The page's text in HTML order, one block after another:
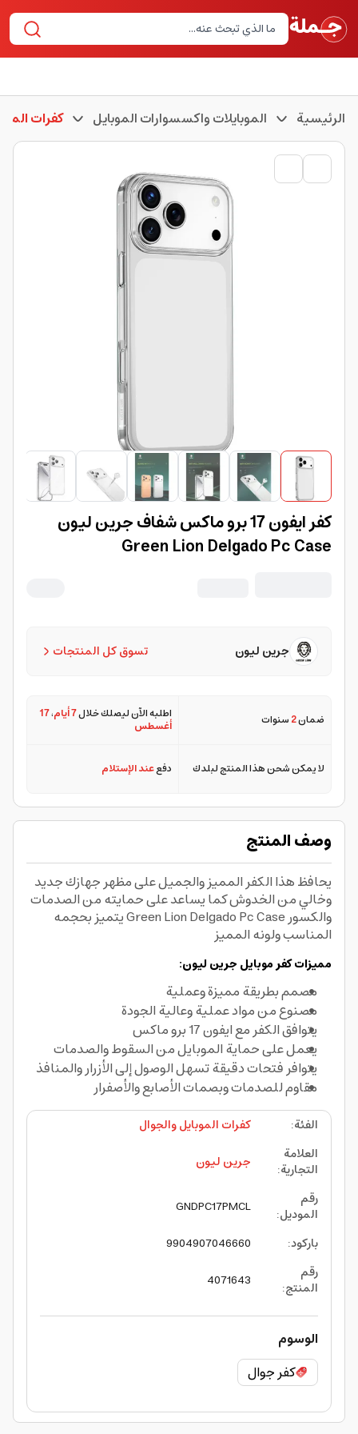
الرئيسية الموبايلات واكسسوارات الموبايل كفرات
كفر ايفون 17 برو ماكس شفاف جرين ليون
Green Lion Delgado Pc Case
تسوق كل المنتجات جرين ليون
ضمان2سنوات اطلبه الآن ليصلك خلال7 أيام ،17
أغسطس
لا يمكن شحن هذا المنتج لبلدك دفععند الإستلام
وصف المنتج
يحافظ هذا الكفر المميز والجميل على مظهر جهازك جديد
وخالي من الخدوش كما يساعد على حمايته من الصدمات
والكسور Green Lion Delgado Pc Case يتميز بحجمه
المناسب ولونه المميز
مميزات كفر موبايل جرين ليون:
مصمم بطريقة مميزة وعملية
مصنوع من مواد عملية وعالية الجودة
يتوافق الكفر مع ايفون 17 برو ماكس
يعمل على حماية الموبايل من السقوط والصدمات
يتوافر فتحات دقيقة تسهل الوصول إلى الأزرار والمنافذ
مقاوم للصدمات وبصمات الأصابع والأصفرار
الفئة:
كفرات الموبايل والجوال
العلامة
التجارية:
جرين ليون
رقم
الموديل:
GNDPC17PMCL
باركود:
9904907046660
رقم
المنتج:
4071643
الوسوم
كفر جوال